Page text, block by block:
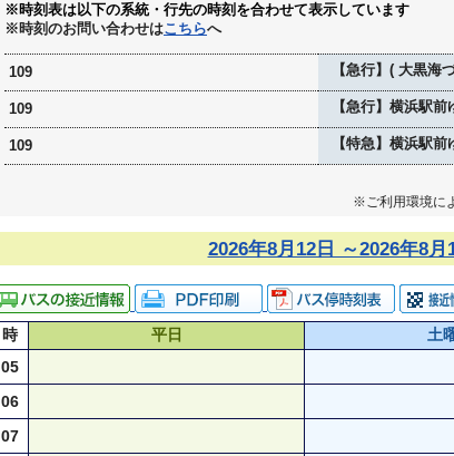
※時刻表は以下の系統・行先の時刻を合わせて表示しています
※時刻のお問い合わせはこちらへ
109 【急行】( 大黒海
109 【急行】横浜駅前
109 【特急】横浜駅前
※ご利用環境に
2026年8月12日 ～2026年8
時 平日 土
05
06
07